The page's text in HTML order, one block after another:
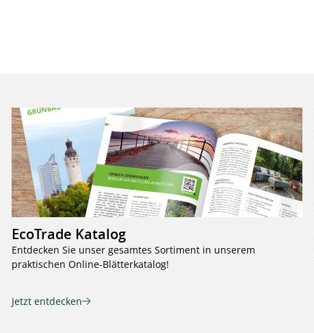
EcoTrade Katalog
Entdecken Sie unser gesamtes Sortiment in unserem
praktischen Online-Blätterkatalog!
Jetzt entdecken